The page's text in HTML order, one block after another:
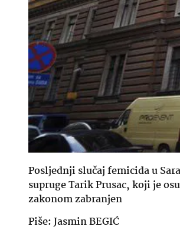
Posljednji slučaj femicida u
supruge Tarik Prusac, koji je
zakonom zabranjen
Piše: Jasmin BEGIĆ